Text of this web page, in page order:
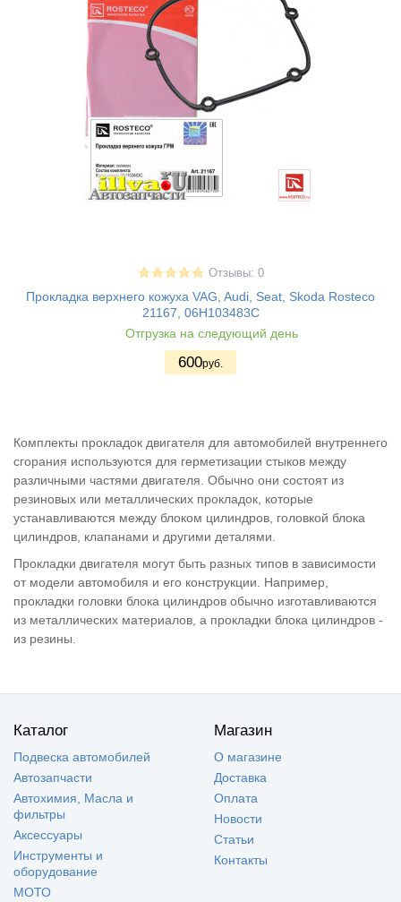
Отзывы: 0
Прокладка верхнего кожуха VAG, Audi, Seat, Skoda Rosteco
21167, 06H103483C
Отгрузка на следующий день
600руб.
Комплекты прокладок двигателя для автомобилей внутреннего
сгорания используются для герметизации стыков между
различными частями двигателя. Обычно они состоят из
резиновых или металлических прокладок, которые
устанавливаются между блоком цилиндров, головкой блока
цилиндров, клапанами и другими деталями.
Прокладки двигателя могут быть разных типов в зависимости
от модели автомобиля и его конструкции. Например,
прокладки головки блока цилиндров обычно изготавливаются
из металлических материалов, а прокладки блока цилиндров -
из резины.
Каталог
Подвеска автомобилей
Автозапчасти
Автохимия, Масла и
фильтры
Аксессуары
Инструменты и
оборудование
МОТО
Магазин
О магазине
Доставка
Оплата
Новости
Статьи
Контакты